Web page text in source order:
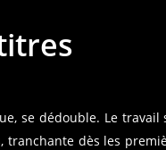
se dédouble. Le travail
dès les